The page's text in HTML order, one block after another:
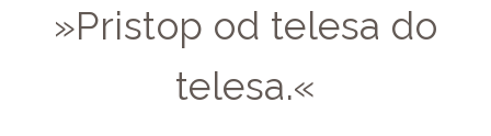
»Pristop od telesa do
telesa.«